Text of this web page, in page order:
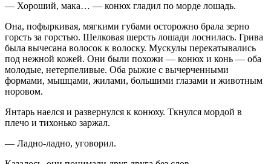
— Хороший, мака… — конюх гладил по морде лошадь.
Она, пофыркивая, мягкими губами осторожно брала зерно
горсть за горстью. Шелковая шерсть лошади лоснилась. Грива
была вычесана волосок к волоску. Мускулы перекатывались
под нежной кожей. Они были похожи — конюх и конь — оба
молодые, нетерпеливые. Оба рыжие с вычерченными
формами, мышцами, жилами, большими глазами и животным
норовом.
Янтарь наелся и развернулся к конюху. Ткнулся мордой в
плечо и тихонько заржал.
— Ладно-ладно, уговорил.